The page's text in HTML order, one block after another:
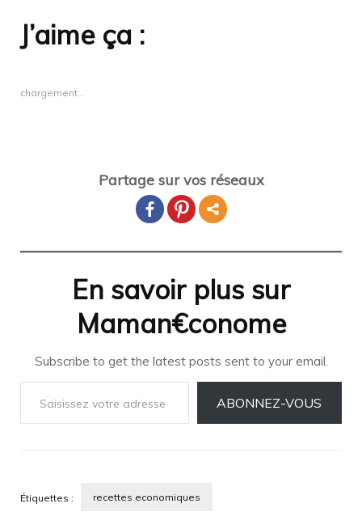
J’aime ça :
chargement…
Partage sur vos réseaux
En savoir plus sur
Maman€conome
Subscribe to get the latest posts sent to your email.
Saisissez votre adresse e-mail…
ABONNEZ-VOUS
Étiquettes : recettes economiques